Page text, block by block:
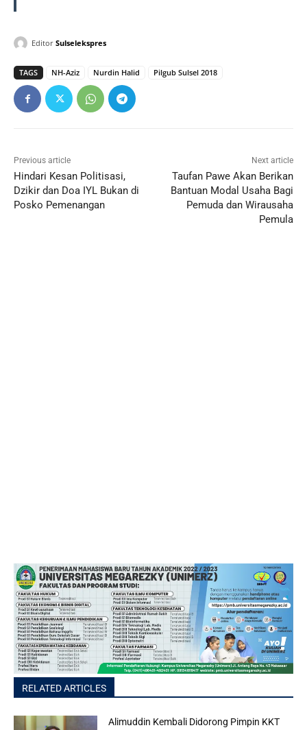
Editor Sulselekspres
TAGS NH-Aziz Nurdin Halid Pilgub Sulsel 2018
Previous article
Hindari Kesan Politisasi,
Dzikir dan Doa IYL Bukan di
Posko Pemenangan
Next article
Taufan Pawe Akan Berikan
Bantuan Modal Usaha Bagi
Pemuda dan Wirausaha
Pemula
RELATED ARTICLES
Alimuddin Kembali Didorong Pimpin KKT